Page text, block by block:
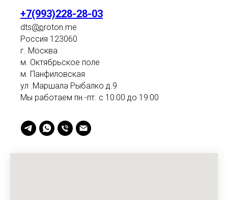
+7(993)228-28-03
dts@proton.me
Россия 123060
г. Москва
м. Октябрьское поле
м. Панфиловская
ул .Маршала Рыбалко д.9
Мы работаем пн.-пт. с 10:00 до 19:00